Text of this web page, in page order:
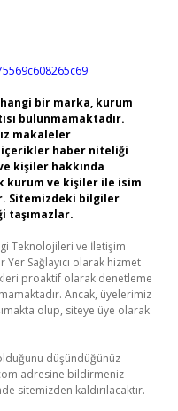
bir marka, kurum
bulunmamaktadır.
makaleler
içerikler haber niteliği
kişiler hakkında
kurum ve kişiler ile isim
Sitemizdeki bilgiler
taşımazlar.
Teknolojileri ve İletişim
Yer Sağlayıcı olarak hizmet
proaktif olarak denetleme
Ancak, üyelerimiz
olup, siteye üye olarak
düşündüğünüz
adresine bildirmeniz
sitemizden kaldırılacaktır.